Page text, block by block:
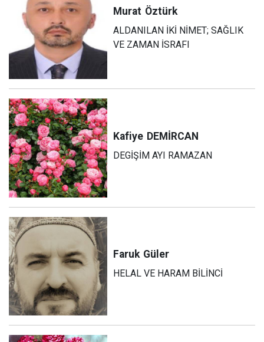
Murat Öztürk
ALDANILAN İKİ NİMET; SAĞLIK
VE ZAMAN İSRAFI
Kafiye DEMİRCAN
DEGİŞİM AYI RAMAZAN
Faruk Güler
HELAL VE HARAM BİLİNCİ